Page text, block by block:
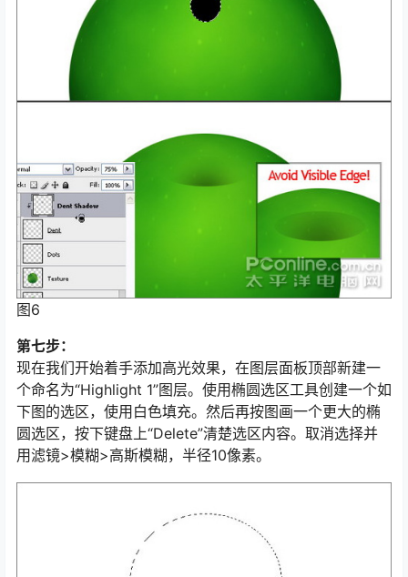
图6
第七步：
现在我们开始着手添加高光效果，在图层面板顶部新建一
个命名为“Highlight 1”图层。使用椭圆选区工具创建一个如
下图的选区，使用白色填充。然后再按图画一个更大的椭
圆选区，按下键盘上“Delete”清楚选区内容。取消选择并
用滤镜>模糊>高斯模糊，半径10像素。